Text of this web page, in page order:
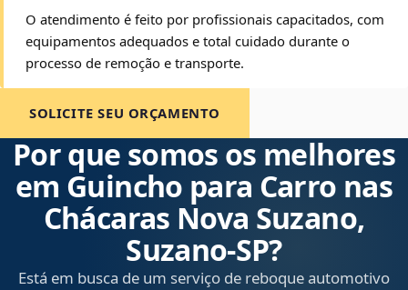
O atendimento é feito por profissionais capacitados, com
equipamentos adequados e total cuidado durante o
processo de remoção e transporte.
SOLICITE SEU ORÇAMENTO
Por que somos os melhores
em Guincho para Carro nas
Chácaras Nova Suzano,
Suzano‑SP?
Está em busca de um serviço de reboque automotivo